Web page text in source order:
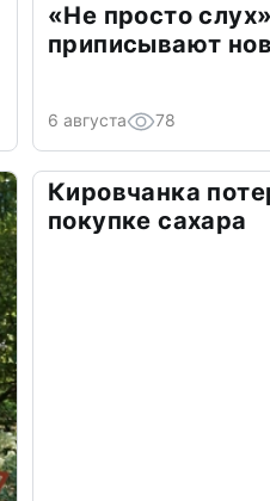
«Не просто
приписывают
6 августа 78
Кировчанка
покупке сахара